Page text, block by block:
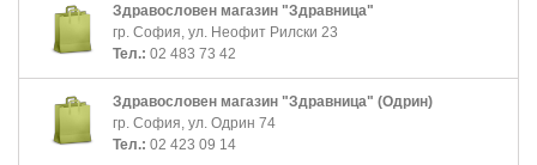
Здравословен магазин "Здравница"
гр. София, ул. Неофит Рилски 23
Тел.: 02 483 73 42
Здравословен магазин "Здравница" (Одрин)
гр. София, ул. Одрин 74
Тел.: 02 423 09 14